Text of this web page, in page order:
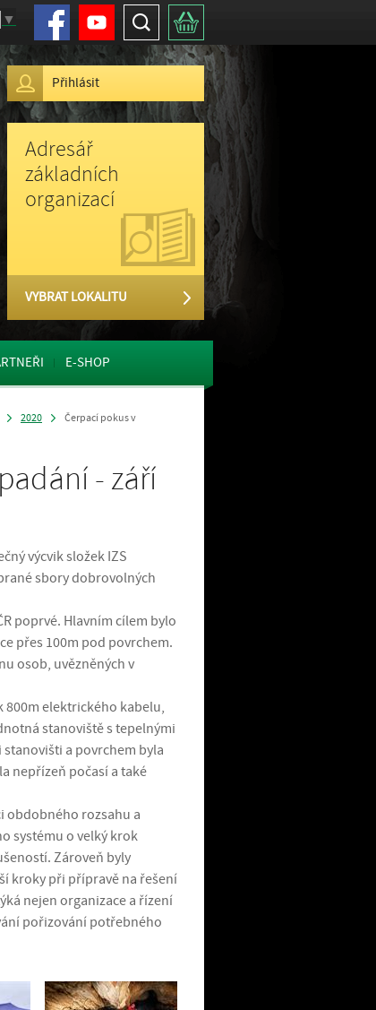
Hledat
Youtube
Facebook
▼
Přihlásit
Adresář
základních
organizací
VYBRAT LOKALITU
E-SHOP
2020
Čerpací pokus v
- září
výcvik složek IZS
sbory dobrovolných
poprvé. Hlavním cílem bylo
přes 100m pod povrchem.
osob, uvězněných v
800m elektrického kabelu,
stanoviště s tepelnými
a povrchem byla
nepřízeň počasí a také
obdobného rozsahu a
systému o velký krok
Zároveň byly
kroky při přípravě na řešení
nejen organizace a řízení
pořizování potřebného